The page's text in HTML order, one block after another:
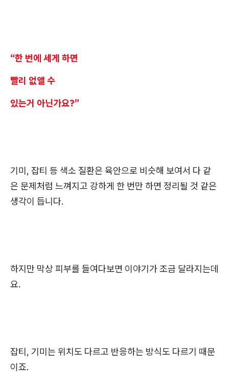
“한 번에 세게 하면
빨리 없앨 수
있는거 아닌가요?”
기미, 잡티 등 색소 질환은 육안으로 비슷해 보여서 다 같
은 문제처럼 느껴지고 강하게 한 번만 하면 정리될 것 같은
생각이 듭니다.
하지만 막상 피부를 들여다보면 이야기가 조금 달라지는데
요.
잡티, 기미는 위치도 다르고 반응하는 방식도 다르기 때문
이죠.